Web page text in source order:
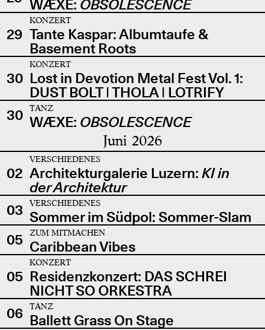
WÆXE: OBSOLESCENCE
29
KONZERT
Tante Kaspar: Albumtaufe &
Basement Roots
30
KONZERT
Lost in Devotion Metal Fest Vol. 1:
DUST BOLT | THOLA | LOTRIFY
30
TANZ
WÆXE: OBSOLESCENCE
Juni 2026
02
VERSCHIEDENES
Architekturgalerie Luzern: KI in
der Architektur
03
VERSCHIEDENES
Sommer im Südpol: Sommer-Slam
05
ZUM MITMACHEN
Caribbean Vibes
05
KONZERT
Residenzkonzert: DAS SCHREI
NICHT SO ORKESTRA
06
TANZ
Ballett Grass On Stage